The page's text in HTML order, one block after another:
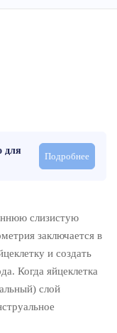
для
Подробнее
слизистую
заключается в
и создать
Когда яйцеклетка
слой